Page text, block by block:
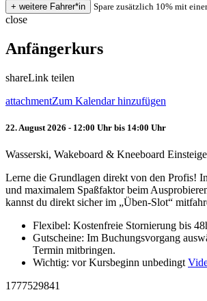
Spare zusätzlich 10% mit
close
Anfängerkurs
shareLink teilen
attachmentZum Kalendar hinzufügen
22. August 2026 - 12:00 Uhr bis 14:00 Uhr
Wasserski, Wakeboard & Kneeboard
Lerne die Grundlagen direkt von den Profis!
und maximalem Spaßfaktor beim
kannst du direkt sicher im „Üben-Slot“
Flexibel: Kostenfreie Stornierung bis
Gutscheine: Im Buchungsvorgang
Termin mitbringen.
Wichtig: vor Kursbeginn unbedingt
1777529841